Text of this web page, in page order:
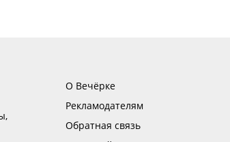
О Вечёрке
Рекламодателям
Обратная связь